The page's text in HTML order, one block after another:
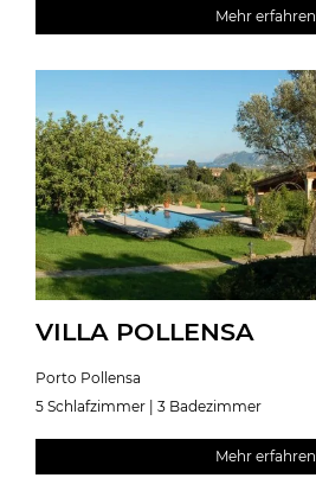
Mehr erfahren
VILLA POLLENSA
Porto Pollensa
5 Schlafzimmer | 3 Badezimmer
Mehr erfahren